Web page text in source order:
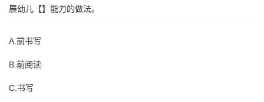
展幼儿【】能力的做法。
A.前书写
B.前阅读
C.书写